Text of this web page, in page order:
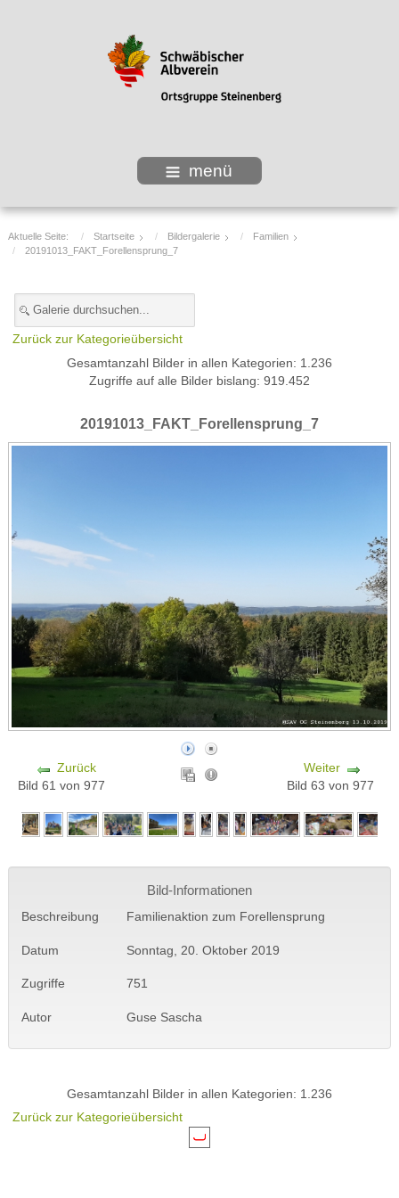
menü
Aktuelle Seite: Startseite Bildergalerie
Familien
20191013_FAKT_Forellensprung_7
Zurück zur Kategorieübersicht
Gesamtanzahl Bilder in allen Kategorien: 1.236
Zugriffe auf alle Bilder bislang: 919.452
20191013_FAKT_Forellensprung_7
Zurück
Bild 61 von 977
Weiter
Bild 63 von 977
Bild-Informationen
Beschreibung Familienaktion zum Forellensprung
Datum Sonntag, 20. Oktober 2019
Zugriffe 751
Autor Guse Sascha
Gesamtanzahl Bilder in allen Kategorien: 1.236
Zurück zur Kategorieübersicht